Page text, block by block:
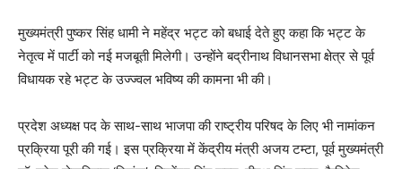
मुख्यमंत्री पुष्कर सिंह धामी ने महेंद्र भट्ट को बधाई देते हुए कहा कि भट्ट के
नेतृत्व में पार्टी को नई मजबूती मिलेगी। उन्होंने बद्रीनाथ विधानसभा क्षेत्र से पूर्व
विधायक रहे भट्ट के उज्ज्वल भविष्य की कामना भी की।
प्रदेश अध्यक्ष पद के साथ-साथ भाजपा की राष्ट्रीय परिषद के लिए भी नामांकन
प्रक्रिया पूरी की गई। इस प्रक्रिया में केंद्रीय मंत्री अजय टम्टा, पूर्व मुख्यमंत्री